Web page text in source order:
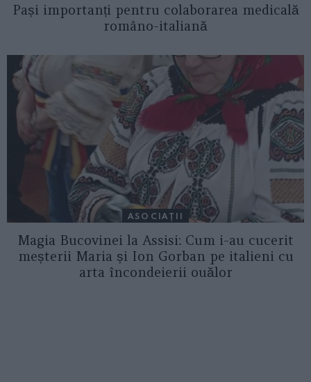
Pași importanți pentru colaborarea medicală
româno-italiană
ASOCIAŢII
Magia Bucovinei la Assisi: Cum i-au cucerit
meșterii Maria și Ion Gorban pe italieni cu
arta încondeierii ouălor